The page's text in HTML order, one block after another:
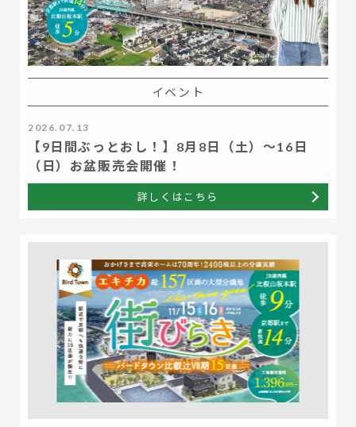
イベント
2026.07.13
【9日間ぶっとおし！】8月8日（土）～16日
（日）お盆販売会開催！
詳しくはこちら